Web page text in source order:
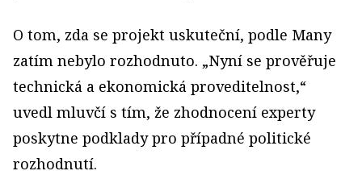
O tom, zda se projekt uskuteční, podle Many
zatím nebylo rozhodnuto. „Nyní se prověřuje
technická a ekonomická proveditelnost,“
uvedl mluvčí s tím, že zhodnocení experty
poskytne podklady pro případné politické
rozhodnutí.